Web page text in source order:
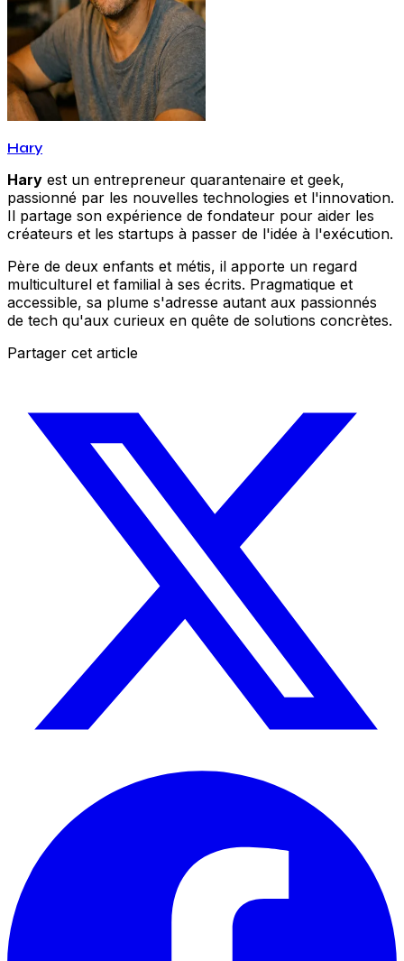
Hary
Hary est un entrepreneur quarantenaire et geek,
passionné par les nouvelles technologies et l'innovation.
Il partage son expérience de fondateur pour aider les
créateurs et les startups à passer de l'idée à l'exécution.
Père de deux enfants et métis, il apporte un regard
multiculturel et familial à ses écrits. Pragmatique et
accessible, sa plume s'adresse autant aux passionnés
de tech qu'aux curieux en quête de solutions concrètes.
Partager cet article